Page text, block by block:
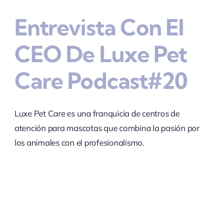
Entrevista Con El
CEO De Luxe Pet
Care Podcast#20
Luxe Pet Care es una franquicia de centros de
atención para mascotas que combina la pasión por
los animales con el profesionalismo.